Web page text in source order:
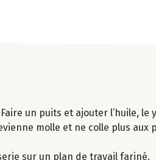
un puits et ajouter l’huile, le
molle et ne colle plus aux
sur un plan de travail fariné.